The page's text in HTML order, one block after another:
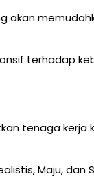
akan
terhadap
tenaga kerja
Maju, dan